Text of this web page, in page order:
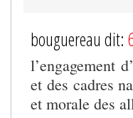
bouguereau dit:
l’engagement
et des cadres
et morale des